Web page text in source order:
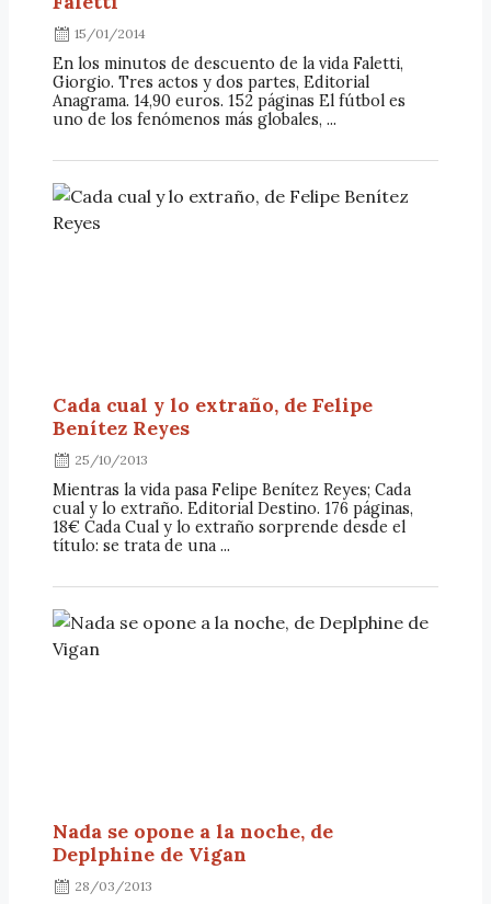
15/01/2014
En los minutos de descuento de la vida Faletti,
Giorgio. Tres actos y dos partes, Editorial
Anagrama. 14,90 euros. 152 páginas El fútbol es
uno de los fenómenos más globales, ...
Cada cual y lo extraño, de Felipe
Benítez Reyes
25/10/2013
Mientras la vida pasa Felipe Benítez Reyes; Cada
cual y lo extraño. Editorial Destino. 176 páginas,
18€ Cada Cual y lo extraño sorprende desde el
título: se trata de una ...
Nada se opone a la noche, de
Deplphine de Vigan
28/03/2013